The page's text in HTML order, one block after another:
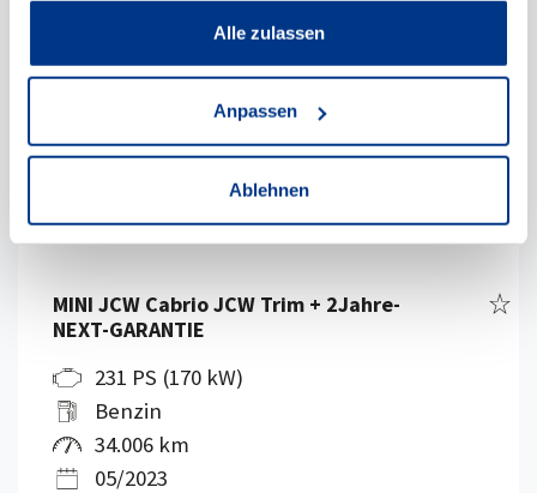
Alle zulassen
Anpassen
Ablehnen
MINI JCW Cabrio JCW Trim + 2Jahre-
NEXT-GARANTIE
231 PS (170 kW)
Benzin
34.006 km
05/2023